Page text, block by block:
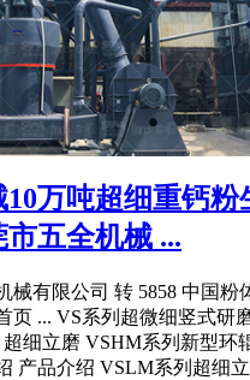
万吨超细重钙粉
五全机械 ...
械有限公司 转 5858 中国粉
页 ... VS系列超微细竖式研
超细立磨 VSHM系列新型环
产品介绍 VSLM系列超细